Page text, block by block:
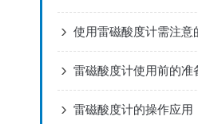
雷磁酸度计的操作应用